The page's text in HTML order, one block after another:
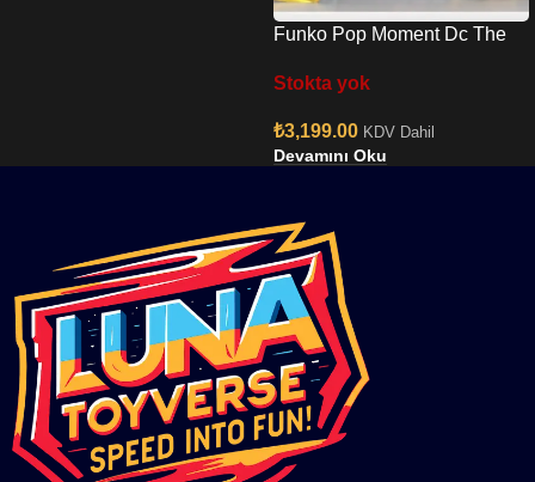
Funko Pop Moment Dc The
No:1349
Stokta yok
₺3,199.00 KDV Dahil
Devamını Oku